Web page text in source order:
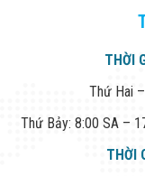
THỜI
Thứ Hai
Thứ Bảy: 8:00 SA –
THỜI